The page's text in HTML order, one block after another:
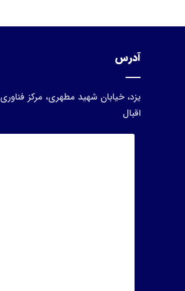
آدرس
یزد، خیابان شهید مطهری، مرکز فناوری
اقبال